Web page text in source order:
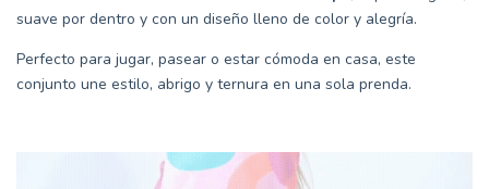
suave por dentro y con un diseño lleno de color y alegría.
Perfecto para jugar, pasear o estar cómoda en casa, este
conjunto une estilo, abrigo y ternura en una sola prenda.